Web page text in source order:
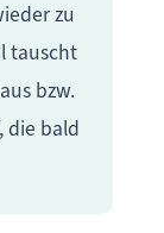
zu
tauscht
bzw.
die bald